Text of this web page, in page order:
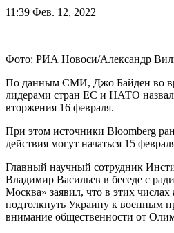
11:39 Фев. 12, 2022
Фото: РИА Новоси/Александр
По данным СМИ, Джо Байден во
лидерами стран ЕС и НАТО назвал
вторжения 16 февраля.
При этом источники Bloomberg
действия могут начаться 15
Главный научный сотрудник
Владимир Васильев в беседе с
Москва» заявил, что в этих
подтолкнуть Украину к военным
внимание общественности от